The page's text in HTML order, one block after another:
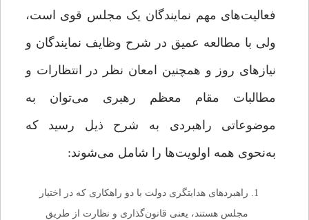
فعالیت‌های مهم نمایندگان یک مجلس قوی است،
ولی با مطالعه عمیق در شرح وظایف نمایندگان و
نیازهای روز و همچنین امعان نظر در انتظارات و
مطالبات مقام معظم رهبری می‌توان به
موضوعاتی راهبردی به شرح ذیل رسید که
به‌نحوی همه اولویت‌ها را شامل می‌شوند:
راهبردهای هدایتگری دولت با دو راهکاری که در اختیار
مجلس هستند، یعنی قانون‌گذاری و نظارت از طریق